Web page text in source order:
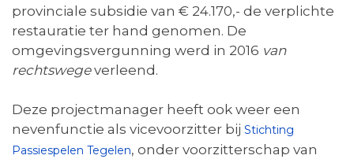
provinciale subsidie van € 24.170,- de verplichte
restauratie ter hand genomen. De
omgevingsvergunning werd in 2016 van
rechtswegeverleend.
Deze projectmanager heeft ook weer een
nevenfunctie als vicevoorzitter bij Stichting
Passiespelen Tegelen, onder voorzitterschap van